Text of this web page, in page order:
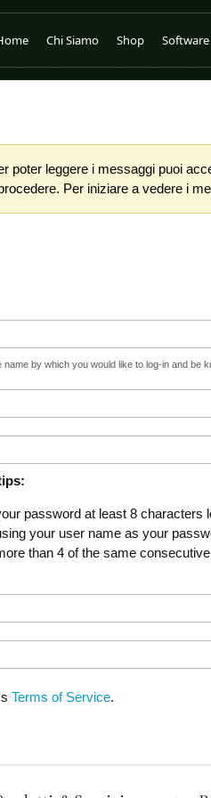
Chi Siamo Shop Software
poter leggere i messaggi puoi
Per iniziare a vedere i
name by which you would like to log-in and be
password at least 8 characters
your user name as your
than 4 of the same
Terms of Service.